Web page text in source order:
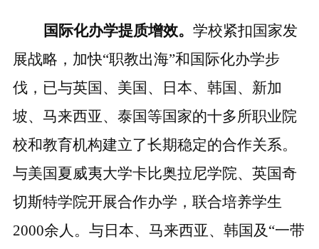
国际化办学提质增效。 学校紧扣国家发
展战略，加快“职教出海”和国际化办学步
伐，已与英国、美国、日本、韩国、新加
坡、马来西亚、泰国等国家的十多所职业院
校和教育机构建立了长期稳定的合作关系。
与美国夏威夷大学卡比奥拉尼学院、 英国奇
切斯特学院开展合作办学，联合培养学生
2000余 人。与日本、马来西亚、韩国及 “一带